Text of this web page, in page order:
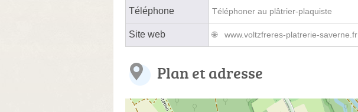
Téléphone Téléphoner au plâtrier-plaquiste
Site web www.voltzfreres-platrerie-saverne.fr
Plan et adresse